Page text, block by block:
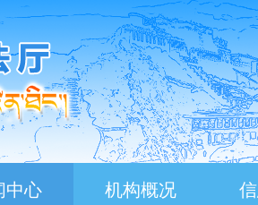
中心 机构概况